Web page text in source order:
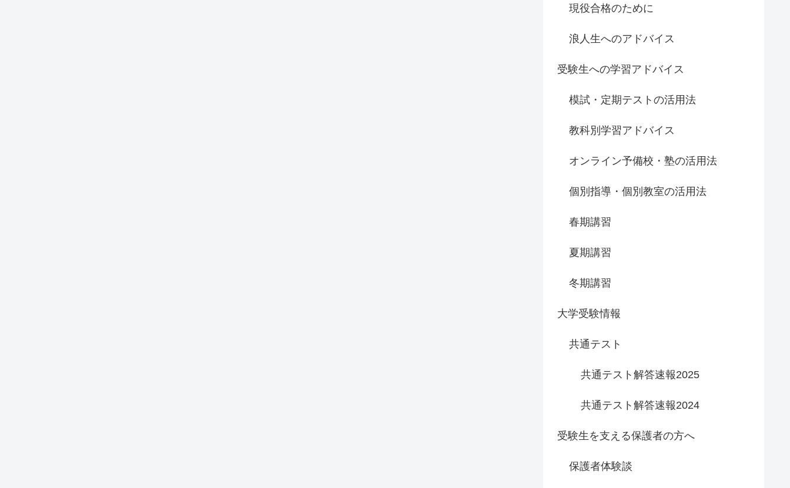
現役合格のために
浪人生へのアドバイス
受験生への学習アドバイス
模試・定期テストの活用法
教科別学習アドバイス
オンライン予備校・塾の活用法
個別指導・個別教室の活用法
春期講習
夏期講習
冬期講習
大学受験情報
共通テスト
共通テスト解答速報2025
共通テスト解答速報2024
受験生を支える保護者の方へ
保護者体験談